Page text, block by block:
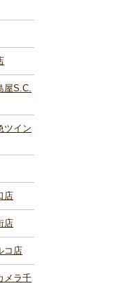
屋S.C.
ツイン
店
店
コ店
メラ千